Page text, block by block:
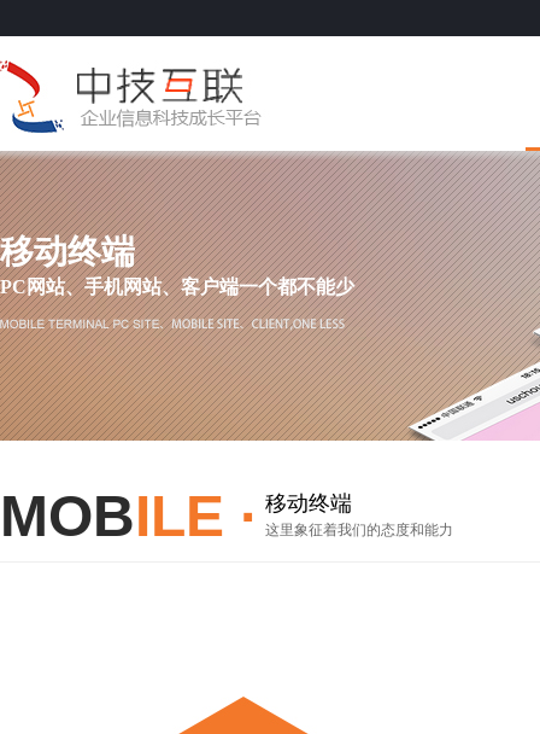
移动终端
PC网站、手机网站、客户端一个都不能少
MOBILE · 移动终端
这里象征着我们的态度和能力